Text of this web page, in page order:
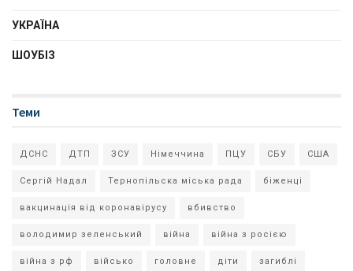
УКРАЇНА
ШОУБІЗ
Теми
ДСНС ДТП ЗСУ Німеччина ПЦУ СБУ США
Сергій Надал Тернопільска міська рада біженці
вакцинація від коронавірусу вбивство
володимир зеленський війна війна з росією
війна з рф військо головне діти загиблі